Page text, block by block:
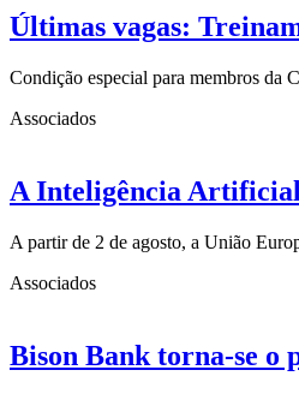
Últimas vagas:
Condição especial para membros da
Associados
A Inteligência Artificial
A partir de 2 de agosto, a União
Associados
Bison Bank torna-se o